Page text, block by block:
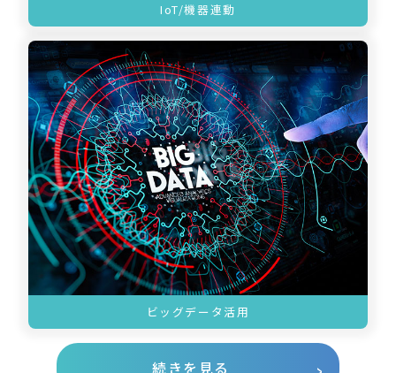
IoT/機器連動
ビッグデータ活用
続きを見る